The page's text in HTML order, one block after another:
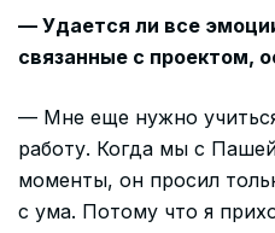
— Удается ли все
связанные с проектом,
— Мне еще нужно
работу. Когда мы с
моменты, он просил
с ума. Потому что я